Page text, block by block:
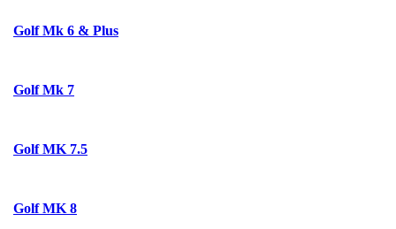
Golf Mk 6 & Plus
Golf Mk 7
Golf MK 7.5
Golf MK 8